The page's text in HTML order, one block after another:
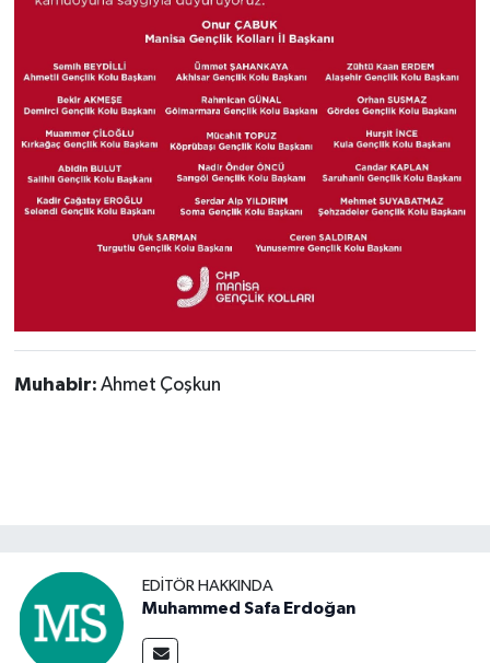
Muhabir: Ahmet Çoşkun
EDITÖR HAKKINDA
Muhammed Safa Erdoğan